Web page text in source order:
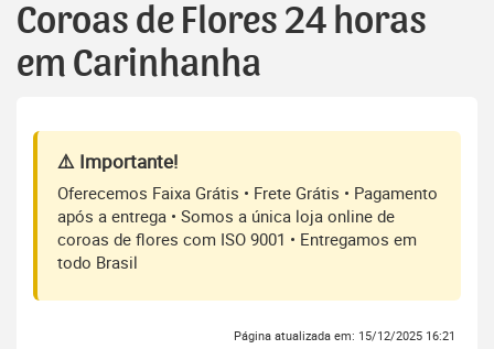
Coroas de Flores 24 horas
em Carinhanha
⚠️ Importante!
Oferecemos Faixa Grátis • Frete Grátis • Pagamento
após a entrega • Somos a única loja online de
coroas de flores com ISO 9001 • Entregamos em
todo Brasil
Página atualizada em: 15/12/2025 16:21